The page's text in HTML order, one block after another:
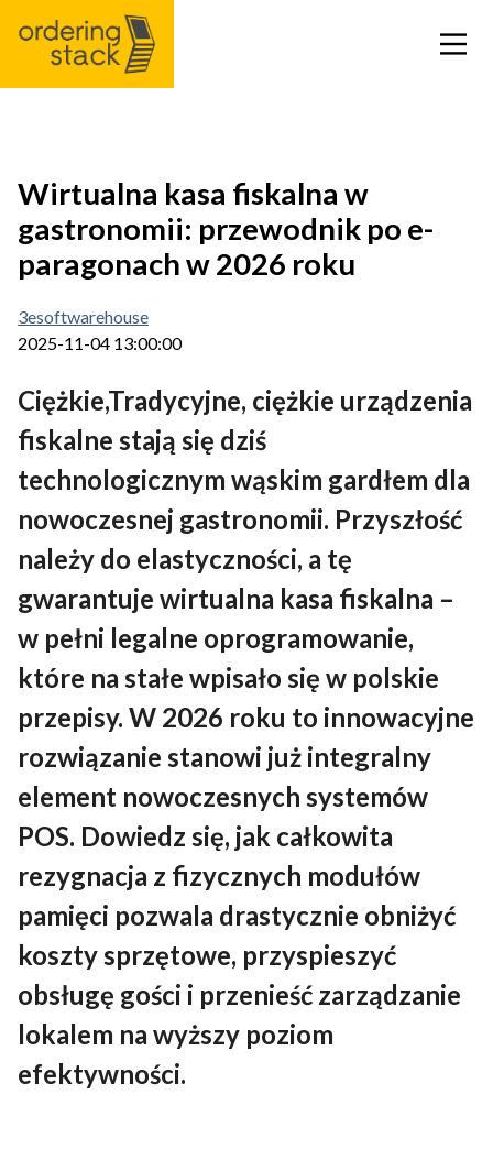
Case Study
Kontakt
Polski
PL
Wirtualna kasa fiskalna w
gastronomii: przewodnik po e-
paragonach w 2026 roku
3esoftwarehouse
2025-11-04 13:00:00
Ciężkie,Tradycyjne, ciężkie urządzenia
fiskalne stają się dziś
technologicznym wąskim gardłem dla
nowoczesnej gastronomii. Przyszłość
należy do elastyczności, a tę
gwarantuje wirtualna kasa fiskalna –
w pełni legalne oprogramowanie,
które na stałe wpisało się w polskie
przepisy. W 2026 roku to innowacyjne
rozwiązanie stanowi już integralny
element nowoczesnych systemów
POS. Dowiedz się, jak całkowita
rezygnacja z fizycznych modułów
pamięci pozwala drastycznie obniżyć
koszty sprzętowe, przyspieszyć
obsługę gości i przenieść zarządzanie
lokalem na wyższy poziom
efektywności.